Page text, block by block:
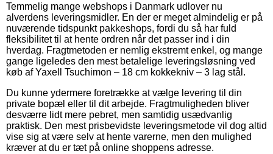
Temmelig mange webshops i Danmark udlover nu
alverdens leveringsmidler. En der er meget almindelig er på
nuværende tidspunkt pakkeshops, fordi du så har fuld
fleksibilitet til at hente ordren når det passer ind i din
hverdag. Fragtmetoden er nemlig ekstremt enkel, og mange
gange ligeledes den mest betalelige leveringsløsning ved
køb af Yaxell Tsuchimon – 18 cm kokkekniv – 3 lag stål.
Du kunne ydermere foretrække at vælge levering til din
private bopæl eller til dit arbejde. Fragtmuligheden bliver
desværre lidt mere pebret, men samtidig usædvanlig
praktisk. Den mest prisbevidste leveringsmetode vil dog altid
vise sig at være selv at hente varerne, men den mulighed
kræver at du er tæt på online shoppens adresse.